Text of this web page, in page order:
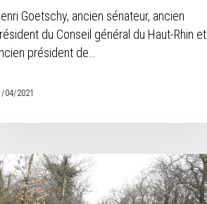
Goetschy, ancien sénateur, ancien
du Conseil général du Haut-Rhin et
président de…
04/2021